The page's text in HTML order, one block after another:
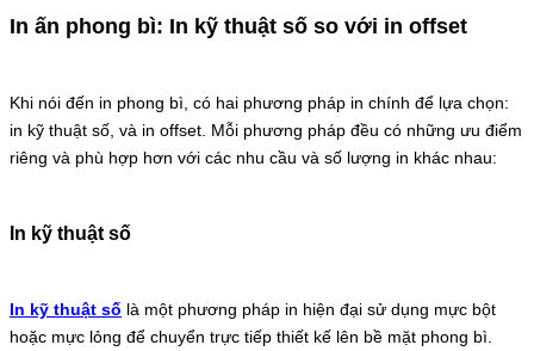
In ấn phong bì: In kỹ thuật số so với in offset
Khi nói đến in phong bì, có hai phương pháp in chính để lựa chọn:
in kỹ thuật số, và in offset. Mỗi phương pháp đều có những ưu điểm
riêng và phù hợp hơn với các nhu cầu và số lượng in khác nhau:
In kỹ thuật số
In kỹ thuật số là một phương pháp in hiện đại sử dụng mực bột
hoặc mực lỏng để chuyển trực tiếp thiết kế lên bề mặt phong bì.